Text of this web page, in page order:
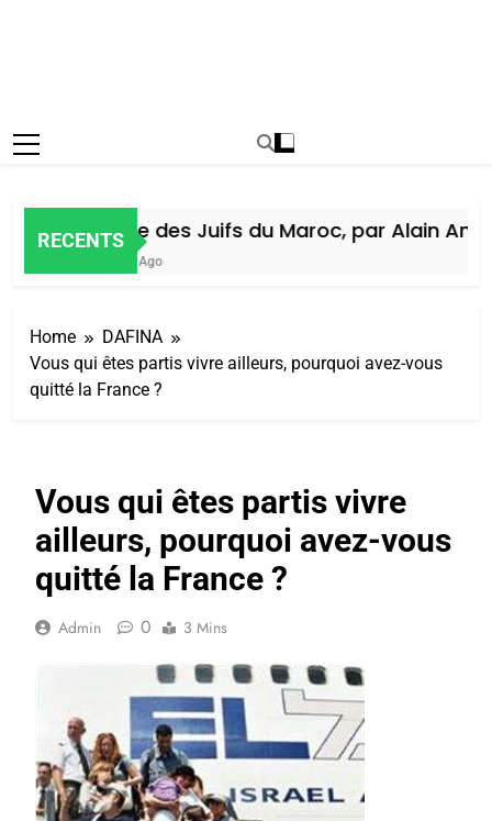
RECENTS
Histoire des Juifs du Maroc, par Alain Amiel
1 Semaine Ago
Home
DAFINA
Vous qui êtes partis vivre ailleurs, pourquoi avez-vous
quitté la France ?
Vous qui êtes partis vivre
ailleurs, pourquoi avez-vous
quitté la France ?
Admin 0 3 Mins